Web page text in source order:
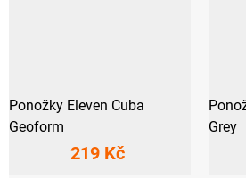
Ponožky Eleven Cuba
Geoform
219 Kč
Grey